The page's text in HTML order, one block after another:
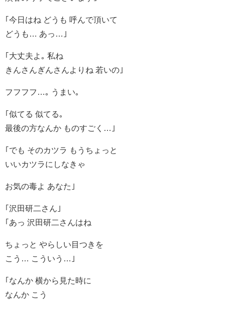
｢今日はね どうも 呼んで頂いて
どうも… あっ…｣
｢大丈夫よ｡ 私ね
きんさんぎんさんよりね 若いの｣
フフフフ…｡ うまい｡
｢似てる 似てる｡
最後の方なんか ものすごく…｣
｢でも そのカツラ もうちょっと
いいカツラにしなきゃ
お気の毒よ あなた｣
｢沢田研二さん｣
｢あっ 沢田研二さんはね
ちょっと やらしい目つきを
こう… こういう…｣
｢なんか 横から見た時に
なんか こう